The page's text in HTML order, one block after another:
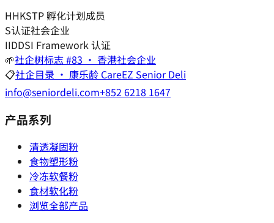
HHKSTP 孵化计划成员
S认证社会企业
IIDDSI Framework 认证
🌱社企树标志 #83 · 香港社会企业
📋社企目录 · 康乐龄 CareEZ Senior Deli
info@seniordeli.com+852 6218 1647
产品系列
清透凝固粉
食物塑形粉
冷冻软餐粉
食材软化粉
浏览全部产品